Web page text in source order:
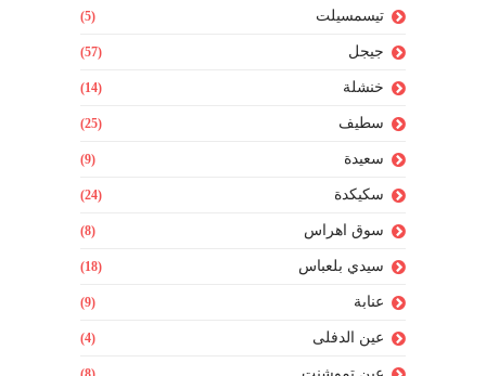
تيسمسيلت (5)
جيجل (57)
خنشلة (14)
سطيف (25)
سعيدة (9)
سكيكدة (24)
سوق اهراس (8)
سيدي بلعباس (18)
عنابة (9)
عين الدفلى (4)